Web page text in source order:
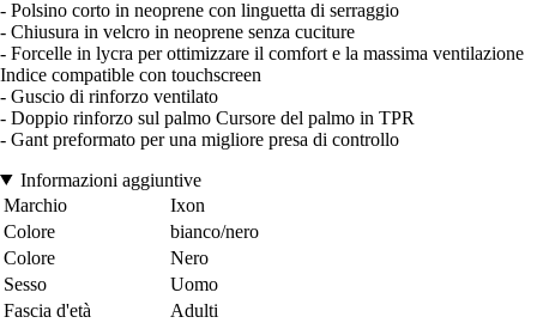
- Polsino corto in neoprene con linguetta di serraggio
- Chiusura in velcro in neoprene senza cuciture
- Forcelle in lycra per ottimizzare il comfort e la massima ventilazione
Indice compatible con touchscreen
- Guscio di rinforzo ventilato
- Doppio rinforzo sul palmo Cursore del palmo in TPR
- Gant preformato per una migliore presa di controllo
Informazioni aggiuntive
Marchio
Ixon
Colore
bianco/nero
Colore
Nero
Sesso
Uomo
Fascia d'età
Adulti